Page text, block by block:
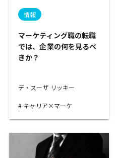
情報
マーケティング職の転職
では、企業の何を見るべ
きか？
デ・スーザ リッキー
キャリア×マーケ